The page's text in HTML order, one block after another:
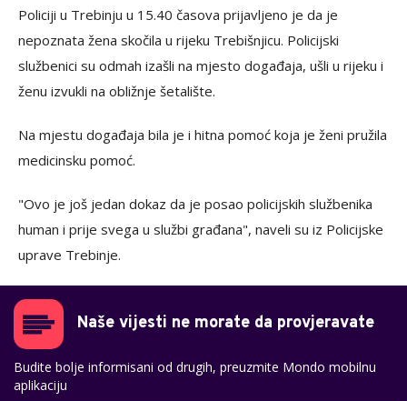
Policiji u Trebinju u 15.40 časova prijavljeno je da je
nepoznata žena skočila u rijeku Trebišnjicu. Policijski
službenici su odmah izašli na mjesto događaja, ušli u rijeku i
ženu izvukli na obližnje šetalište.
Na mjestu događaja bila je i hitna pomoć koja je ženi pružila
medicinsku pomoć.
"Ovo je još jedan dokaz da je posao policijskih službenika
human i prije svega u službi građana", naveli su iz Policijske
uprave Trebinje.
Naše vijesti ne morate da provjeravate
Budite bolje informisani od drugih, preuzmite Mondo mobilnu
aplikaciju